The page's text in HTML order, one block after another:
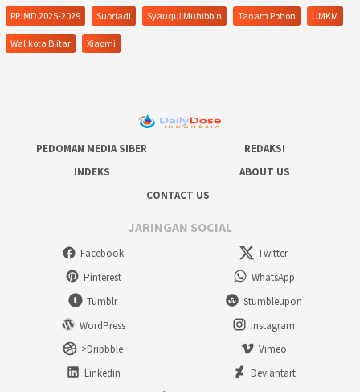
RPJMD 2025-2029 Supriadi Syauqul Muhibbin Tanam Pohon UMKM
Walikota Blitar Xiaomi
PEDOMAN MEDIA SIBER
REDAKSI
INDEKS
ABOUT US
CONTACT US
JARINGAN SOCIAL
Facebook
Twitter
Pinterest
WhatsApp
Tumblr
Stumbleupon
WordPress
Instagram
>Dribbble
Vimeo
Linkedin
Deviantart